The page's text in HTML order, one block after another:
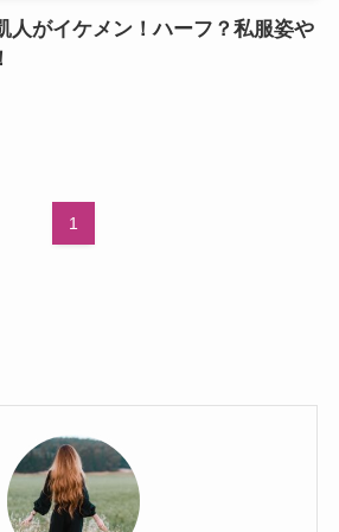
人がイケメン！ハーフ？私服姿や
1